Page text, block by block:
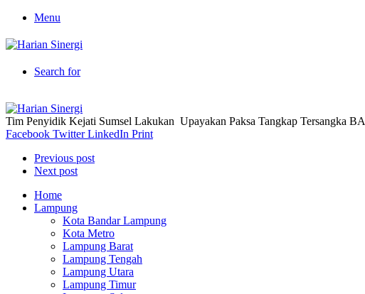
Menu
Search for
Tim Penyidik Kejati Sumsel Lakukan Upayakan Paksa Tangkap Tersangka BA
Facebook Twitter LinkedIn Print
Previous post
Next post
Home
Lampung
Kota Bandar Lampung
Kota Metro
Lampung Barat
Lampung Tengah
Lampung Utara
Lampung Timur